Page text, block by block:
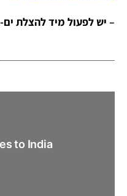
– יש לפעול מיד להצלת
to India